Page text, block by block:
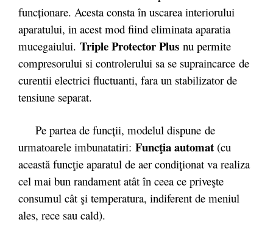
funcționare. Acesta consta în uscarea interiorului
aparatului, in acest mod fiind eliminata aparatia
mucegaiului. Triple Protector Plus nu permite
compresorului si controlerului sa se supraincarce de
curentii electrici fluctuanti, fara un stabilizator de
tensiune separat.
Pe partea de funcții, modelul dispune de
urmatoarele imbunatatiri: Funcţia automat (cu
această funcţie aparatul de aer condiţionat va realiza
cel mai bun randament atât în ceea ce priveşte
consumul cât şi temperatura, indiferent de meniul
ales, rece sau cald).